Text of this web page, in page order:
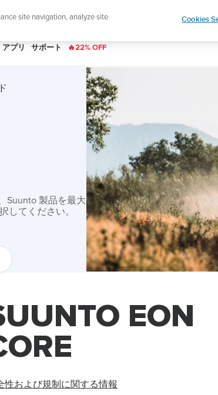
に登録すると、5％オフになります。|返
アプリ サポート 🔥22% OFF
Suunto 製品を最大
してください。
EON
性および規制に関する情報
site navigation, analyze site
Cookies